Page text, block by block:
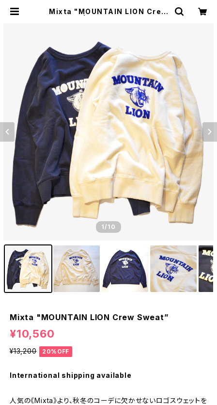
Mixta "MOUNTAIN LION Crew
1/10
Mixta "MOUNTAIN LION Crew Sweat”
¥10,560
¥13,200 20%OFF
International shipping available
人気の《Mixta》より、秋冬のコーデに欠かせないロゴスウェットを